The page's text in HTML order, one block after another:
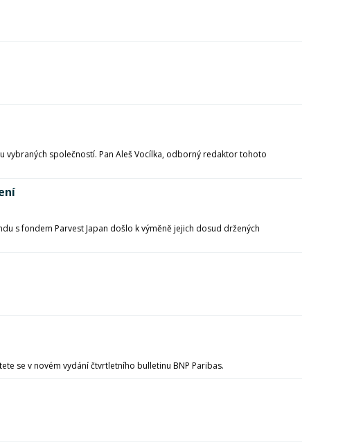
vybraných společností. Pan Aleš Vocílka, odborný redaktor tohoto
s fondem Parvest Japan došlo k výměně jejich dosud držených
se v novém vydání čtvrtletního bulletinu BNP Paribas.